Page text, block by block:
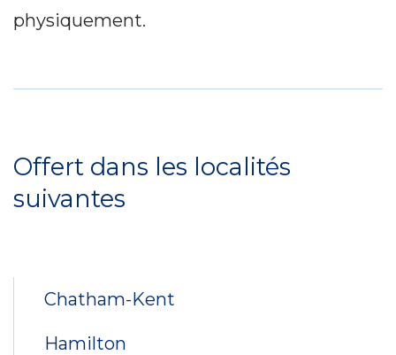
physiquement.
Offert dans les localités
suivantes
Chatham-Kent
Hamilton